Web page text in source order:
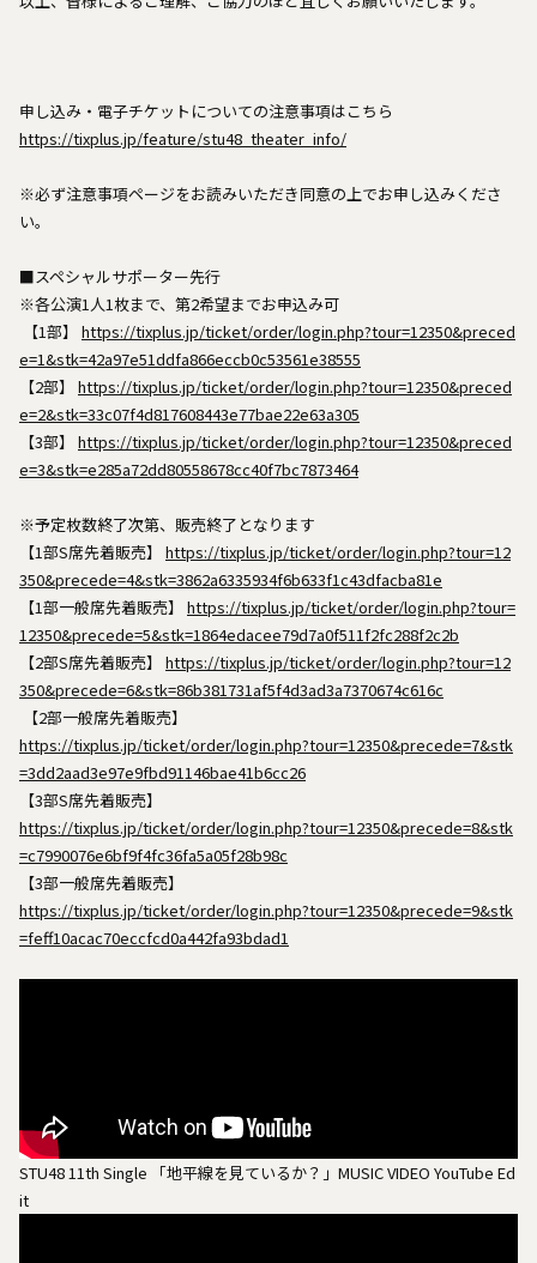
申し込み・電子チケットについての注意事項はこちら
https://tixplus.jp/feature/stu48_theater_info/
※必ず注意事項ページをお読みいただき同意の上でお申し込みくださ
い。
■スペシャルサポーター先行
※各公演1人1枚まで、第2希望までお申込み可
【1部】 https://tixplus.jp/ticket/order/login.php?tour=12350&preced
e=1&stk=42a97e51ddfa866eccb0c53561e38555
【2部】 https://tixplus.jp/ticket/order/login.php?tour=12350&preced
e=2&stk=33c07f4d817608443e77bae22e63a305
【3部】 https://tixplus.jp/ticket/order/login.php?tour=12350&preced
e=3&stk=e285a72dd80558678cc40f7bc7873464
※予定枚数終了次第、販売終了となります
【1部S席先着販売】 https://tixplus.jp/ticket/order/login.php?tour=12
350&precede=4&stk=3862a6335934f6b633f1c43dfacba81e
【1部一般席先着販売】 https://tixplus.jp/ticket/order/login.php?tour=
12350&precede=5&stk=1864edacee79d7a0f511f2fc288f2c2b
【2部S席先着販売】 https://tixplus.jp/ticket/order/login.php?tour=12
350&precede=6&stk=86b381731af5f4d3ad3a7370674c616c
【2部一般席先着販売】
https://tixplus.jp/ticket/order/login.php?tour=12350&precede=7&stk
=3dd2aad3e97e9fbd91146bae41b6cc26
【3部S席先着販売】
https://tixplus.jp/ticket/order/login.php?tour=12350&precede=8&stk
=c7990076e6bf9f4fc36fa5a05f28b98c
【3部一般席先着販売】
https://tixplus.jp/ticket/order/login.php?tour=12350&precede=9&stk
=feff10acac70eccfcd0a442fa93bdad1
STU48 11th Single 「地平線を見ているか？」MUSIC VIDEO YouTube Ed
it